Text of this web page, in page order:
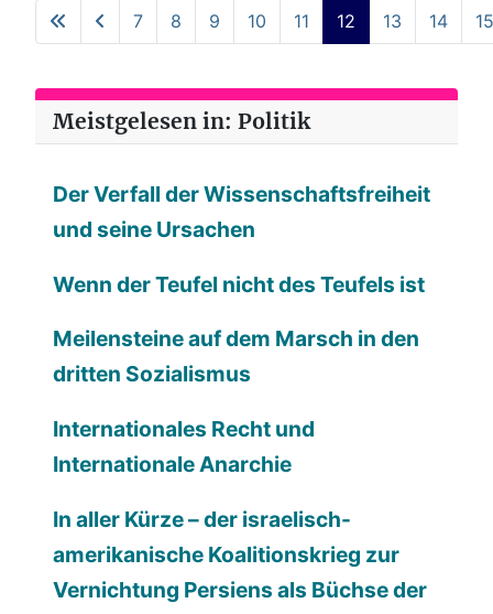
7 8 9 10 11 12 13 14 15
Meistgelesen in: Politik
Der Verfall der Wissenschaftsfreiheit
und seine Ursachen
Wenn der Teufel nicht des Teufels ist
Meilensteine auf dem Marsch in den
dritten Sozialismus
Internationales Recht und
Internationale Anarchie
In aller Kürze – der israelisch-
amerikanische Koalitionskrieg zur
Vernichtung Persiens als Büchse der